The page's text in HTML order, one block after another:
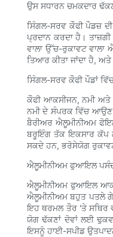
ਉਸ ਸਧਾਰਨ ਚਮਕਦਾਰ
ਸਿੰਗਲ-ਸਰਵ ਕੌਫੀ ਪੌਡਜ਼
ਪ੍ਰਦਾਨ ਕਰਦਾ ਹੈ।
ਵਾਲਾ ਉੱਚ-ਰੁਕਾਵਟ
ਤਿਆਰ ਕੀਤਾ ਜਾਂਦਾ ਹੈ,
ਸਿੰਗਲ-ਸਰਵ ਕੌਫੀ ਪੌਡਾਂ
ਕੌਫੀ ਆਕਸੀਜਨ, ਨਮੀ
ਨਮੀ ਦੇ ਸੰਪਰਕ ਵਿੱਚ ਆਉਣ
ਬੈਰੀਅਰ ਐਲੂਮੀਨੀਅਮ
ਬਰੂਇੰਗ ਤੱਕ ਇਕਸਾਰ ਕੱਪ
ਸਕਦੇ ਹਨ, ਭਰੋਸੇਯੋਗ
ਐਲੂਮੀਨੀਅਮ ਫੁਆਇਲ
ਐਲੂਮੀਨੀਅਮ ਫੁਆਇਲ
ਐਲੂਮੀਨੀਅਮ ਬਹੁਤ ਪਤਲੇ
ਇਹ ਥਰਮਲ ਤੌਰ 'ਤੇ ਸਥਿਰ
ਯੋਗ ਢੱਕਣਾਂ ਦੋਵਾਂ ਲਈ
ਇਸਨੂੰ ਹਾਈ-ਸਪੀਡ